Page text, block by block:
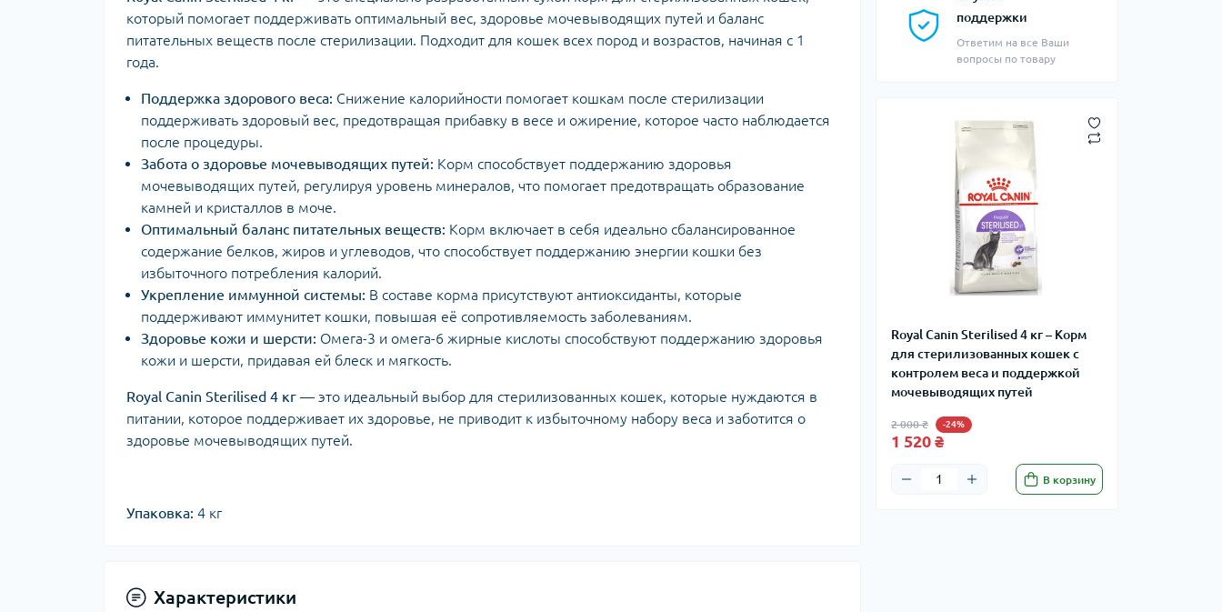
поддержки
Ответим на все Ваши
вопросы по товару
Royal Canin Sterilised 4 кг – Корм
для стерилизованных кошек с
контролем веса и поддержкой
мочевыводящих путей
2 000 ₴ -24%
1 520 ₴
В корзину
который помогает поддерживать оптимальный вес, здоровье мочевыводящих путей и баланс
питательных веществ после стерилизации. Подходит для кошек всех пород и возрастов, начиная с 1
года.
Поддержка здорового веса: Снижение калорийности помогает кошкам после стерилизации
поддерживать здоровый вес, предотвращая прибавку в весе и ожирение, которое часто наблюдается
после процедуры.
Забота о здоровье мочевыводящих путей: Корм способствует поддержанию здоровья
мочевыводящих путей, регулируя уровень минералов, что помогает предотвращать образование
камней и кристаллов в моче.
Оптимальный баланс питательных веществ: Корм включает в себя идеально сбалансированное
содержание белков, жиров и углеводов, что способствует поддержанию энергии кошки без
избыточного потребления калорий.
Укрепление иммунной системы: В составе корма присутствуют антиоксиданты, которые
поддерживают иммунитет кошки, повышая её сопротивляемость заболеваниям.
Здоровье кожи и шерсти: Омега-3 и омега-6 жирные кислоты способствуют поддержанию здоровья
кожи и шерсти, придавая ей блеск и мягкость.
Royal Canin Sterilised 4 кг — это идеальный выбор для стерилизованных кошек, которые нуждаются в
питании, которое поддерживает их здоровье, не приводит к избыточному набору веса и заботится о
здоровье мочевыводящих путей.
Упаковка: 4 кг
Характеристики